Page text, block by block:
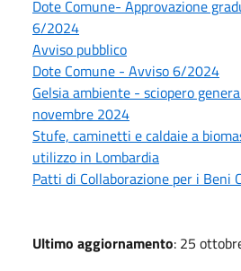
Dote Comune- Approvazione
6/2024
Avviso pubblico
Dote Comune - Avviso 6/2024
Gelsia ambiente - sciopero
novembre 2024
Stufe, caminetti e caldaie a
utilizzo in Lombardia
Patti di Collaborazione per i Beni
Ultimo aggiornamento: 25